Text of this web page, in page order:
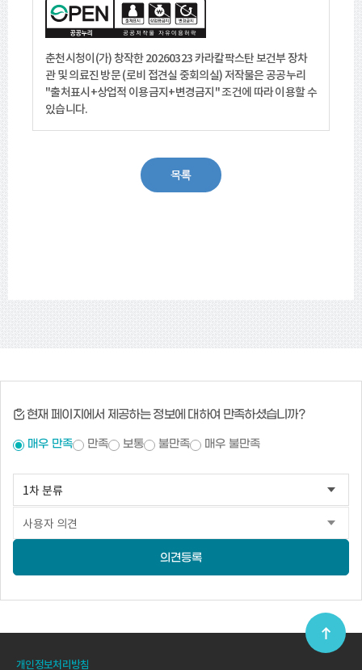
춘천시청이(가) 창작한20260323 카라칼팍스탄 보건부 장차
관 및 의료진 방문 (로비 접견실 중회의실)저작물은 공공누리
"출처표시+상업적 이용금지+변경금지"조건에 따라 이용할 수
있습니다.
현재 페이지에서 제공하는 정보에 대하여 만족하셨습니까?
매우 만족 만족 보통 불만족 매우 불만족
의견등록
개인정보처리방침